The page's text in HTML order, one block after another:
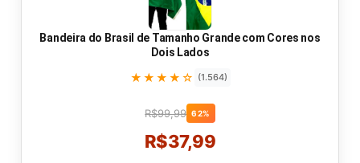
Bandeira do Brasil de Tamanho Grande com Cores nos
Dois Lados
★★★★☆ (1.564)
R$99,99 62%
R$37,99